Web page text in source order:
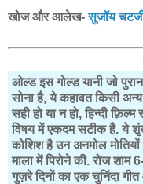
खोज और आलेख-सुजॉय
ओल्ड इस गोल्ड यानी जो
सोना है, ये कहावत किसी अन्य
सही हो या न हो, हिन्दी
विषय में एकदम सटीक है. ये
कोशिश है उन अनमोल
माला में पिरोने की. रोज
गुज़रे दिनों का एक चुनिंदा